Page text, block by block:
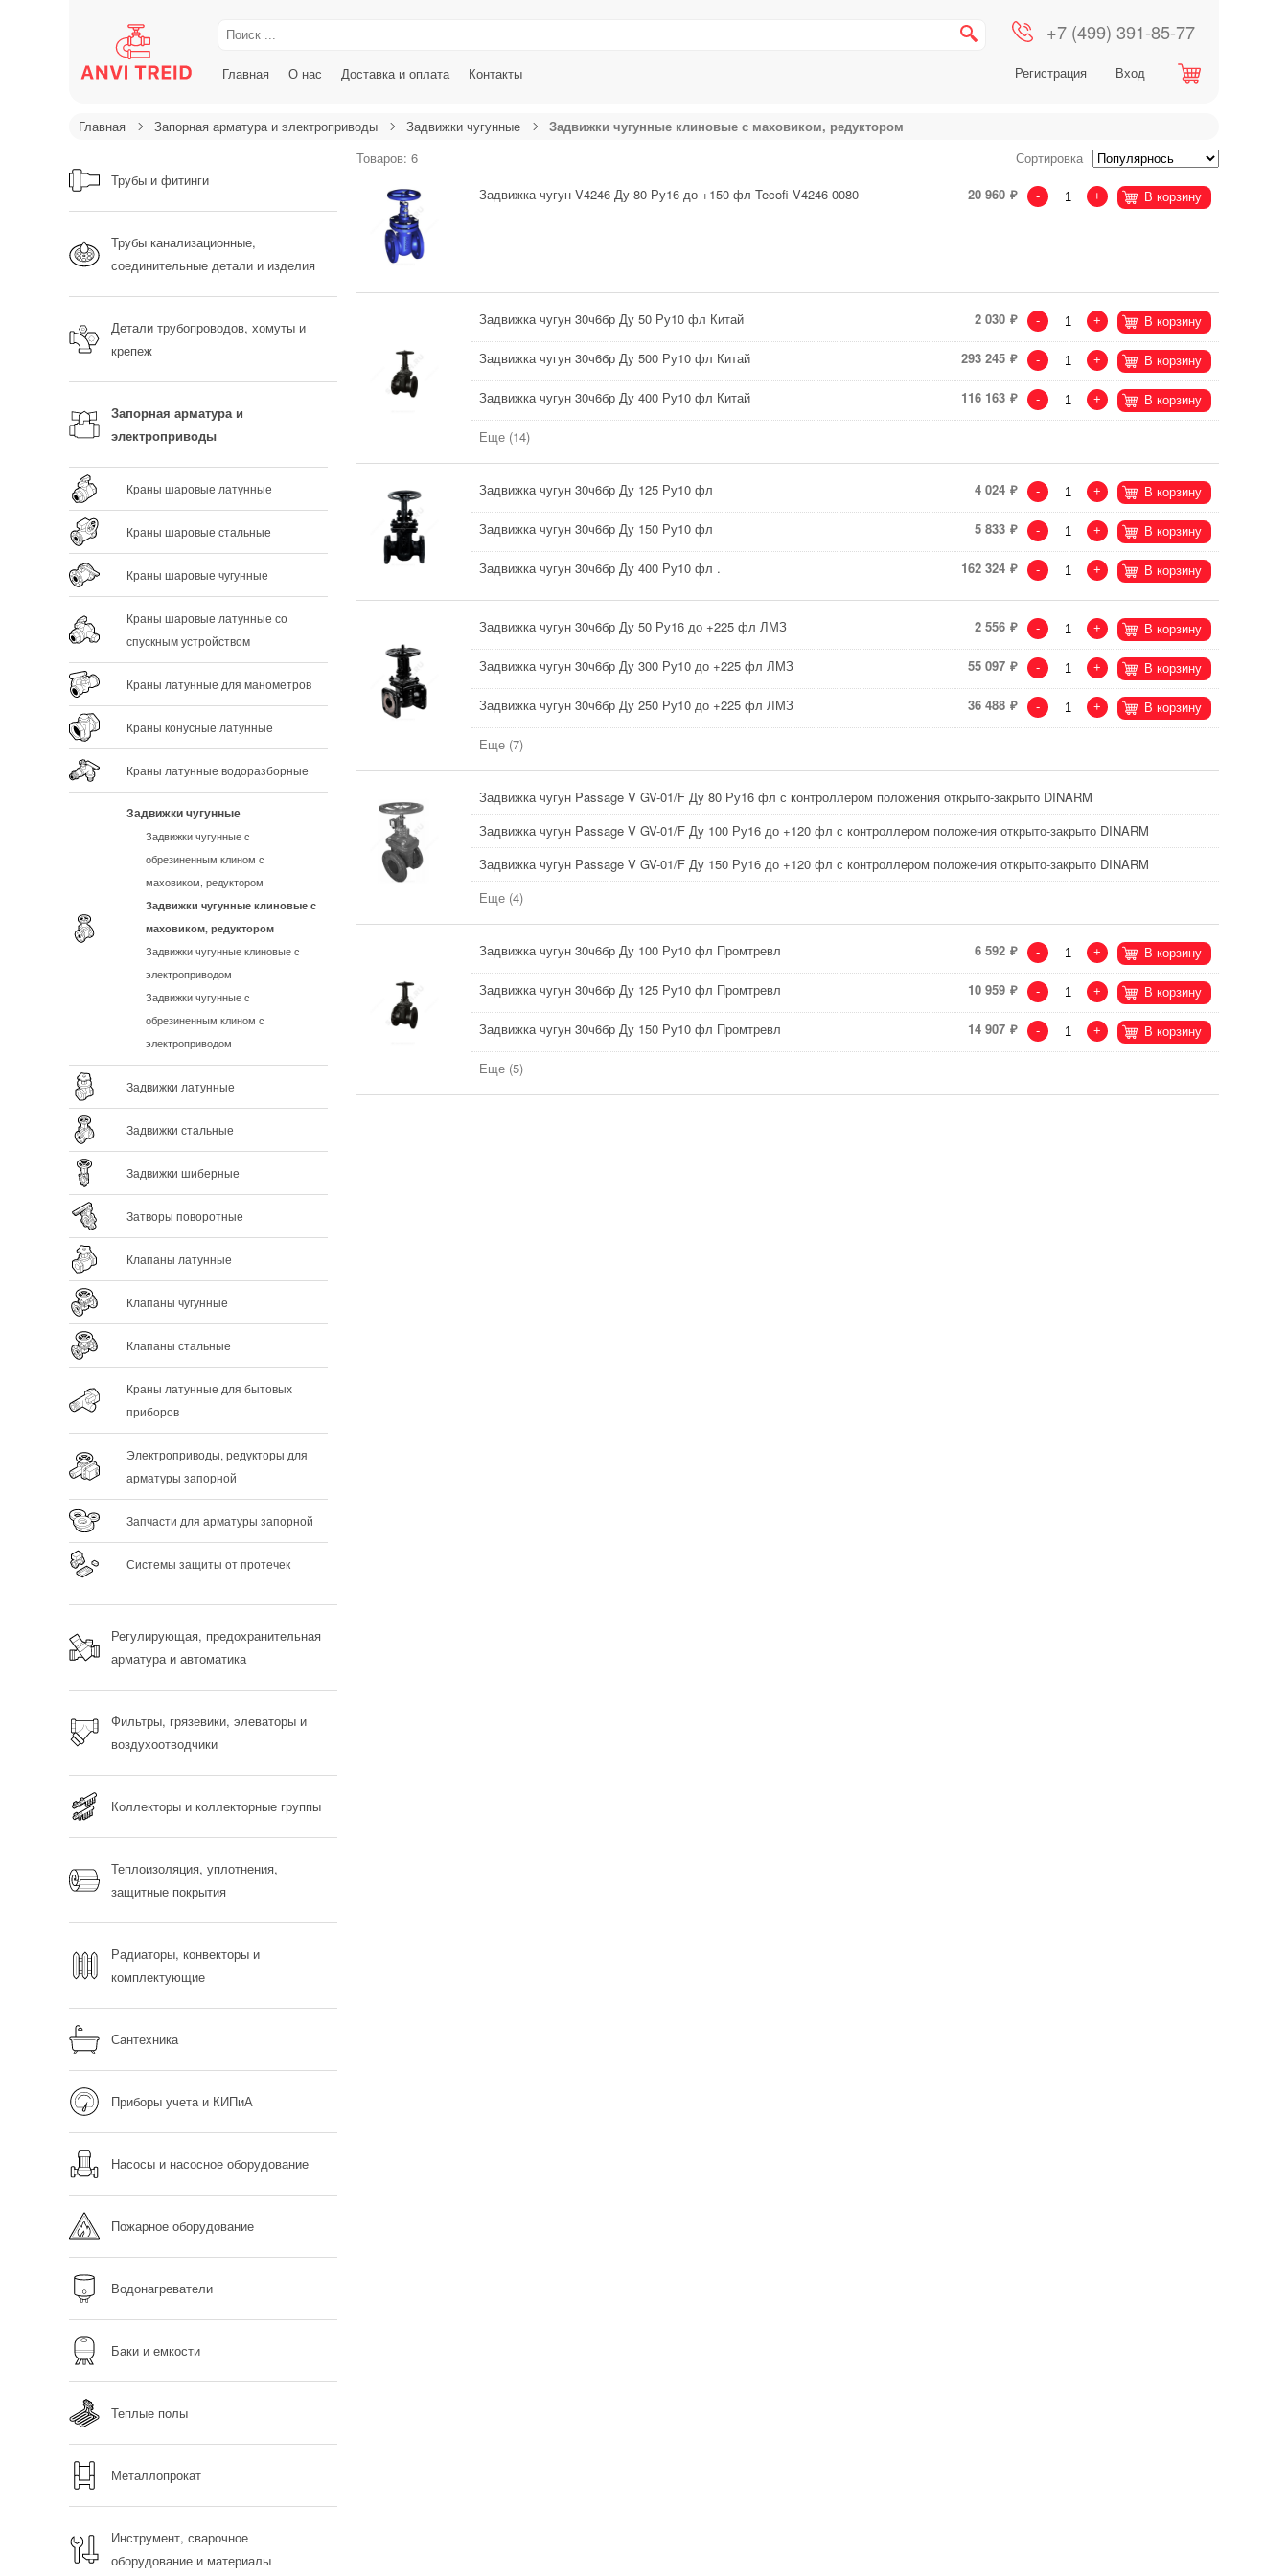
Главная О нас Доставка и оплата Контакты
+7 (499) 391-85-77
Регистрация Вход
Главная Запорная арматура и электроприводы Задвижки чугунные Задвижки чугунные клиновые с маховиком, редуктором
Трубы и фитинги
Трубы канализационные,
соединительные детали и изделия
Детали трубопроводов, хомуты и
крепеж
Запорная арматура и
электроприводы
Краны шаровые латунные
Краны шаровые стальные
Краны шаровые чугунные
Краны шаровые латунные со
спускным устройством
Краны латунные для манометров
Краны конусные латунные
Краны латунные водоразборные
Задвижки чугунные
Задвижки чугунные с
обрезиненным клином с
маховиком, редуктором
Задвижки чугунные клиновые с
маховиком, редуктором
Задвижки чугунные клиновые с
электроприводом
Задвижки чугунные с
обрезиненным клином с
электроприводом
Задвижки латунные
Задвижки стальные
Задвижки шиберные
Затворы поворотные
Клапаны латунные
Клапаны чугунные
Клапаны стальные
Краны латунные для бытовых
приборов
Электроприводы, редукторы для
арматуры запорной
Запчасти для арматуры запорной
Системы защиты от протечек
Регулирующая, предохранительная
арматура и автоматика
Фильтры, грязевики, элеваторы и
воздухоотводчики
Коллекторы и коллекторные группы
Теплоизоляция, уплотнения,
защитные покрытия
Радиаторы, конвекторы и
комплектующие
Сантехника
Приборы учета и КИПиА
Насосы и насосное оборудование
Пожарное оборудование
Водонагреватели
Баки и емкости
Теплые полы
Металлопрокат
Инструмент, сварочное
оборудование и материалы
Товаров: 6
Сортировка
Задвижка чугун V4246 Ду 80 Ру16 до +150 фл Tecofi V4246-0080
20 960 - + В корзину
Задвижка чугун 30ч6бр Ду 50 Ру10 фл Китай 2 030 - + В корзину
Задвижка чугун 30ч6бр Ду 500 Ру10 фл Китай 293 245 - + В корзину
Задвижка чугун 30ч6бр Ду 400 Ру10 фл Китай 116 163 - + В корзину
Еще (14)
Задвижка чугун 30ч6бр Ду 125 Ру10 фл 4 024 - + В корзину
Задвижка чугун 30ч6бр Ду 150 Ру10 фл 5 833 - + В корзину
Задвижка чугун 30ч6бр Ду 400 Ру10 фл . 162 324 - + В корзину
Задвижка чугун 30ч6бр Ду 50 Ру16 до +225 фл ЛМЗ 2 556 - + В корзину
Задвижка чугун 30ч6бр Ду 300 Ру10 до +225 фл ЛМЗ 55 097 - + В корзину
Задвижка чугун 30ч6бр Ду 250 Ру10 до +225 фл ЛМЗ 36 488 - + В корзину
Еще (7)
Задвижка чугун Passage V GV-01/F Ду 80 Ру16 фл с контроллером положения открыто-закрыто DINARM
Задвижка чугун Passage V GV-01/F Ду 100 Ру16 до +120 фл с контроллером положения открыто-закрыто DINARM
Задвижка чугун Passage V GV-01/F Ду 150 Ру16 до +120 фл с контроллером положения открыто-закрыто DINARM
Еще (4)
Задвижка чугун 30ч6бр Ду 100 Ру10 фл Промтревл 6 592 - + В корзину
Задвижка чугун 30ч6бр Ду 125 Ру10 фл Промтревл 10 959 - + В корзину
Задвижка чугун 30ч6бр Ду 150 Ру10 фл Промтревл 14 907 - + В корзину
Еще (5)